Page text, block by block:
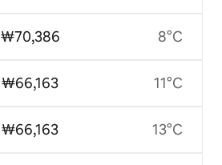
₩70,386
₩66,163
₩66,163
8°C
11°C
13°C